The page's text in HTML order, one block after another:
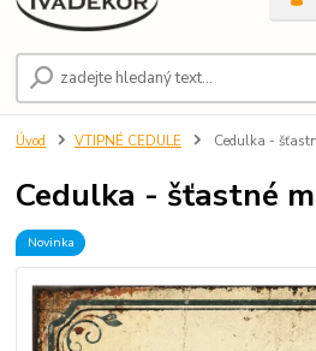
Úvod VTIPNÉ CEDULE Cedulka -
Cedulka - šťastné
Novinka